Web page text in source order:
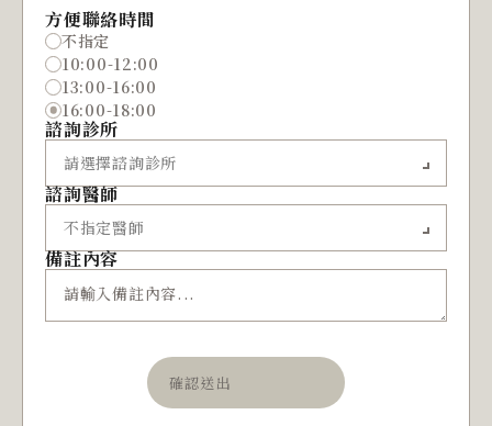
方便聯絡時間
不指定
10:00-12:00
13:00-16:00
16:00-18:00
諮詢診所
諮詢醫師
備註內容
確認送出